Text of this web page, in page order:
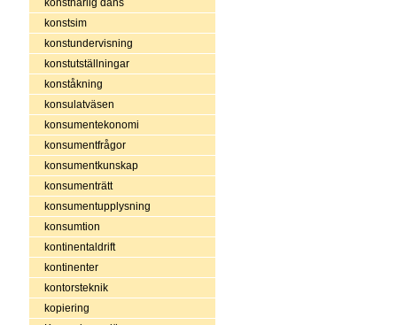
konstnärlig dans
konstsim
konstundervisning
konstutställningar
konståkning
konsulatväsen
konsumentekonomi
konsumentfrågor
konsumentkunskap
konsumenträtt
konsumentupplysning
konsumtion
kontinentaldrift
kontinenter
kontorsteknik
kopiering